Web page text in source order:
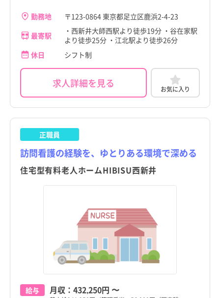
勤務地
〒123-0864 東京都足立区鹿浜2-4-23
最寄駅
・西新井大師西駅より徒歩19分 ・谷在家駅
より徒歩25分 ・江北駅より徒歩26分
休日
シフト制
求人詳細を見る お気に入り
正職員
訪問看護の経験を、ゆとりある環境で深める
住宅型有料老人ホームHIBISU西新井
給与 月収： 432,250円 〜